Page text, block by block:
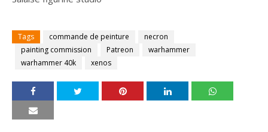
Tags commande de peinture
necron
painting commission
Patreon
warhammer
warhammer 40k
xenos